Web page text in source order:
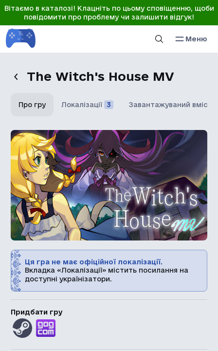
Вітаємо в каталозі! Клацніть по цьому сповіщенню, щоби
повідомити про проблему чи залишити відгук!
Меню
The Witch's House MV
Про гру Локалізації 3 Завантажуваний вміст
Ця гра не має офіційної локалізації.
Вкладка «Локалізації» містить посилання на
доступні українізатори.
Придбати гру